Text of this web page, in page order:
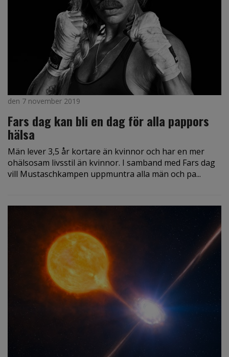
den 7 november 2019
Fars dag kan bli en dag för alla pappors
hälsa
Män lever 3,5 år kortare än kvinnor och har en mer
ohälsosam livsstil än kvinnor. I samband med Fars dag
vill Mustaschkampen uppmuntra alla män och pa...